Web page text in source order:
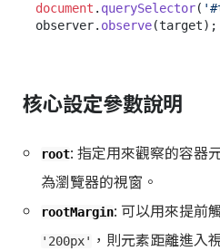
document . querySelector(
observer. observe
核心設定參數說明
root: 指定用來觀察的容器
為瀏覽器的視窗。
rootMargin: 可以用來提前
'200px' ，則元素距離進入